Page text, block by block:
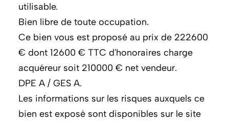
utilisable.
Bien libre de toute occupation.
Ce bien vous est proposé au prix de 222600
€ dont 12600 € TTC d'honoraires charge
acquéreur soit 210000 € net vendeur.
DPE A / GES A.
Les informations sur les risques auxquels ce
bien est exposé sont disponibles sur le site